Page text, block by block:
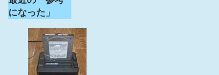
になった」